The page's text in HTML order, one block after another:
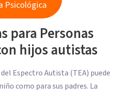
Psicológica
para Personas
hijos autistas
Espectro Autista (TEA) puede
como para sus padres. La